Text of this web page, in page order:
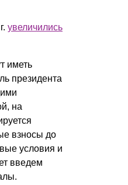
увеличились
иметь
президента
на
взносы до
условия и
введем